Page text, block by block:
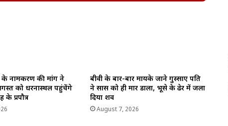
के नामकरण की मांग ने
को धरनास्थल पहुंचेंगे
के प्रपौत्र
बीवी के बार-बार मायके जाने गुस्साए पति
ने सास को ही मार डाला, भूसे के ढेर में जला
दिया शव
August 7, 2026